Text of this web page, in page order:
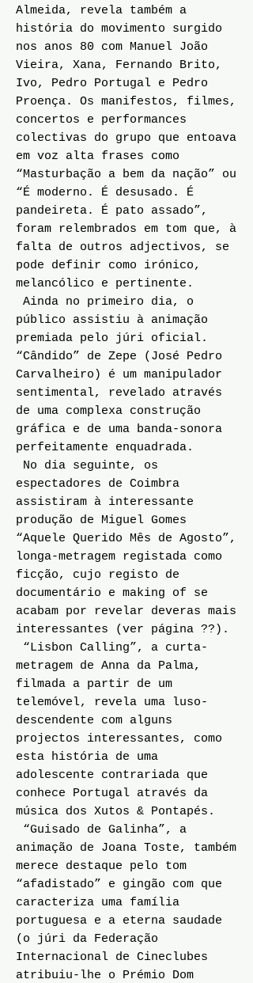
Almeida, revela também a
história do movimento surgido
nos anos 80 com Manuel João
Vieira, Xana, Fernando Brito,
Ivo, Pedro Portugal e Pedro
Proença. Os manifestos, filmes,
concertos e performances
colectivas do grupo que entoava
em voz alta frases como
“Masturbação a bem da nação” ou
“É moderno. É desusado. É
pandeireta. É pato assado”,
foram relembrados em tom que, à
falta de outros adjectivos, se
pode definir como irónico,
melancólico e pertinente.
Ainda no primeiro dia, o
público assistiu à animação
premiada pelo júri oficial.
“Cândido” de Zepe (José Pedro
Carvalheiro) é um manipulador
sentimental, revelado através
de uma complexa construção
gráfica e de uma banda-sonora
perfeitamente enquadrada.
No dia seguinte, os
espectadores de Coimbra
assistiram à interessante
produção de Miguel Gomes
“Aquele Querido Mês de Agosto”,
longa-metragem registada como
ficção, cujo registo de
documentário e making of se
acabam por revelar deveras mais
interessantes (ver página ??).
“Lisbon Calling”, a curta-
metragem de Anna da Palma,
filmada a partir de um
telemóvel, revela uma luso-
descendente com alguns
projectos interessantes, como
esta história de uma
adolescente contrariada que
conhece Portugal através da
música dos Xutos & Pontapés.
“Guisado de Galinha”, a
animação de Joana Toste, também
merece destaque pelo tom
“afadistado” e gingão com que
caracteriza uma família
portuguesa e a eterna saudade
(o júri da Federação
Internacional de Cineclubes
atribuiu-lhe o Prémio Dom